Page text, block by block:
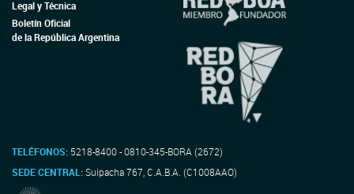
Legal y Técnica
Boletín Oficial
de la República Argentina
TELÉFONOS: 5218-8400 - 0810-345-BORA (2672)
SEDE CENTRAL:Suipacha 767, C.A.B.A. (C1008AAO)